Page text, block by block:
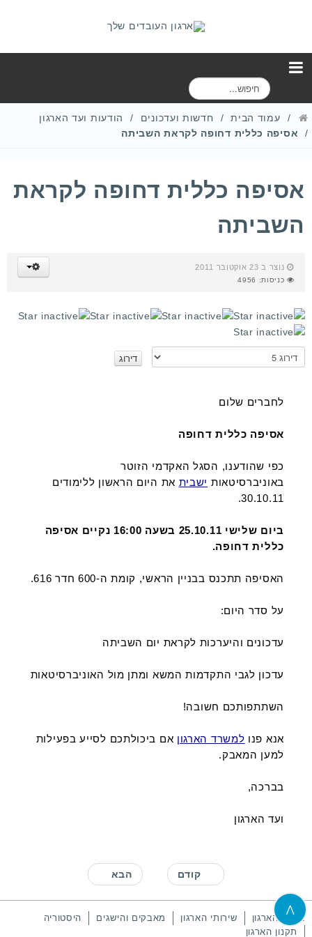
ח
י
ש
עמוד הבית חדשות ועדכונים
הודעות ועד הארגון
אסיפה כללית דחופה לקראת השביתה
אסיפה כללית דחופה לקראת
השביתה
נוצר ב 23 אוקטובר 2011
כניסות: 4956
נ
לחברים שלום
אסיפה כללית דחופה
כפי שהודענו, הסגל האקדמי הזוטר
באוניברסיטאות ישבית את היום הראשון ללימודים
30.10.11.
ביום שלישי 25.10.11 בשעה 16:00 נקיים אסיפה
כללית דחופה.
האסיפה תתכנס בבניין הראשי, קומת ה-600 חדר 616.
על סדר היום:
עדכונים והיערכות לקראת יום השביתה
עדכון לגבי התקדמות המשא ומתן מול האוניברסיטאות
השתתפותכם חשובה!
אנא פנו למשרד הארגון אם ביכולתכם לסייע בפעילות
למען המאבק.
בברכה,
ועד הארגון
קודם הבא
אודות הארגון שירותי הארגון מאבקים והישגים
היסטוריה
תקנון הארגון
⋀